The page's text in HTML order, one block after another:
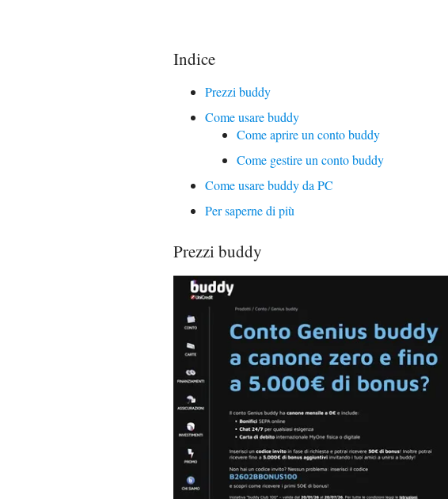
Indice
Prezzi buddy
Come usare buddy
Come aprire un conto buddy
Come gestire un conto buddy
Come usare buddy da PC
Per saperne di più
Prezzi buddy